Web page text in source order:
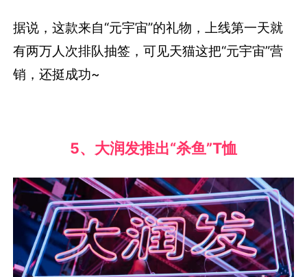
据说，这款来自“元宇宙”的礼物，上线第一天就
有两万人次排队抽签，可见天猫这把“元宇宙”营
销，还挺成功~
5、大润发推出“杀鱼”T恤